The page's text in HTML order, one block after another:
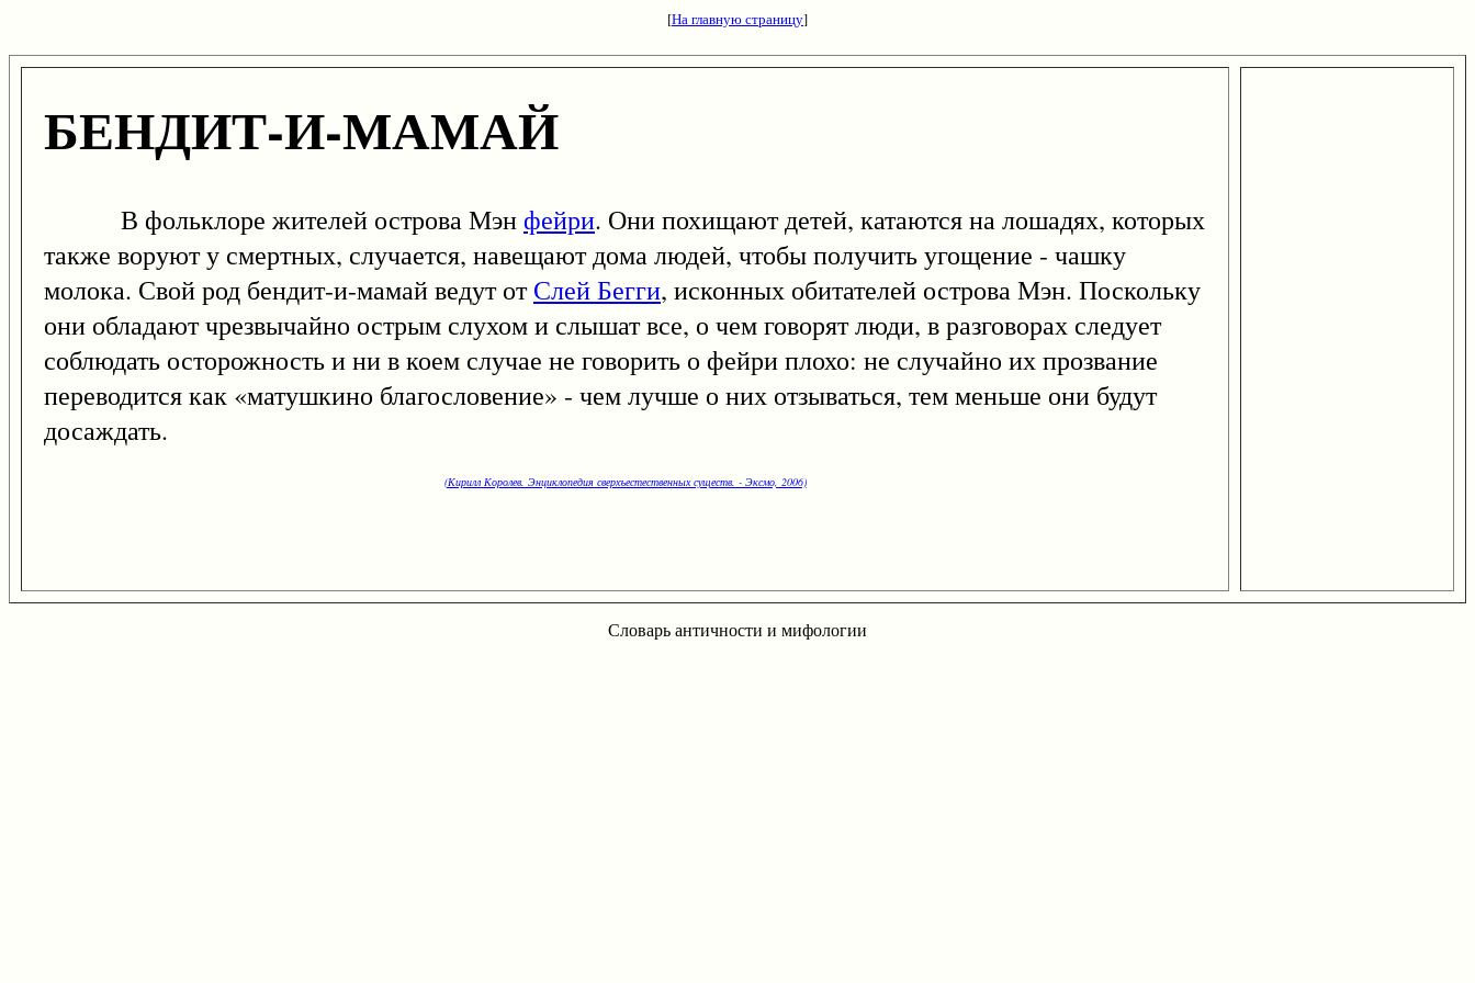
[На главную страницу]
БЕНДИТ-И-МАМАЙ
В фольклоре жителей острова Мэнфейри. Они похищают детей, катаются на лошадях, которых
также воруют у смертных, случается, навещают дома людей, чтобы получить угощение - чашку
молока. Свой род бендит-и-мамай ведут отСлей Бегги, исконных обитателей острова Мэн. Поскольку
они обладают чрезвычайно острым слухом и слышат все, о чем говорят люди, в разговорах следует
соблюдать осторожность и ни в коем случае не говорить о фейри плохо: не случайно их прозвание
переводится как «матушкино благословение» - чем лучше о них отзываться, тем меньше они будут
досаждать.
(Кирилл Королев. Энциклопедия сверхъестественных существ. - Эксмо, 2006)
Словарь античности и мифологии